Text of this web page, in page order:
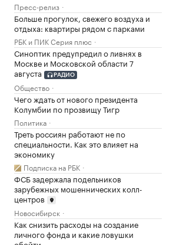
Пресс-релиз
Больше прогулок, свежего воздуха и
отдыха: квартиры рядом с парками
РБК и ПИК Серия плюс
Синоптик предупредил о ливнях в
Москве и Московской области 7
августа
РАДИО
Общество
Чего ждать от нового президента
Колумбии по прозвищу Тигр
Политика
Треть россиян работают не по
специальности. Как это влияет на
экономику
Подписка на РБК
ФСБ задержала подельников
зарубежных мошеннических колл-
центров
Новосибирск
Как снизить расходы на создание
личного фонда и какие ловушки